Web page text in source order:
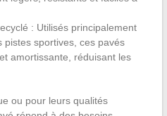
: Utilisés principalement
pistes sportives, ces pavés
amortissante, réduisant les
ou pour leurs qualités